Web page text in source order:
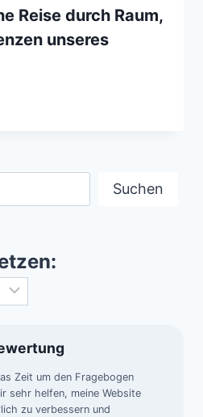
Reise durch Raum,
unseres
Suchen
Zeit um den Fragebogen
sehr helfen, meine Website
zu verbessern und